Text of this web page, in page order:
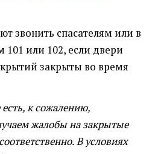
звонить спасателям или в
или 102, если двери
закрыты во время
к сожалению,
жалобы на закрытые
В условиях